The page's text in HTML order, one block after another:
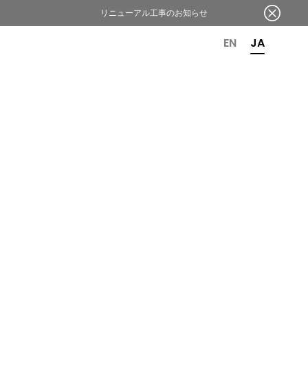
EN JA
リニューアル工事のお知らせ
OR 6TH ANNIVERSARY